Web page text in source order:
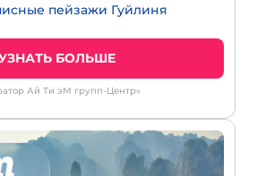
пейзажи Гуйлиня
БОЛЬШЕ
Ай Ти эМ групп-Центр»